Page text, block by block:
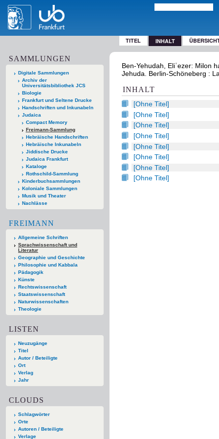
TITEL INHALT
SAMMLUNGEN
Digitale Sammlungen
Archiv der
Universitätsbibliothek JCS
Biologie
Frankfurt und Seltene Drucke
Handschriften und Inkunabeln
Judaica
Compact Memory
Freimann-Sammlung
Hebräische Handschriften
Hebräische Inkunabeln
Jiddische Drucke
Judaica Frankfurt
Kataloge
Rothschild-Sammlung
Kinderbuchsammlungen
Koloniale Sammlungen
Musik und Theater
Nachlässe
FREIMANN
Allgemeine Schriften
Sprachwissenschaft und
Literatur
Geographie und Geschichte
Philosophie und Kabbala
Pädagogik
Künste
Rechtswissenschaft
Staatswissenschaft
Naturwissenschaften
Theologie
LISTEN
Neuzugänge
Titel
Autor / Beteiligte
Ort
Verlag
Jahr
CLOUDS
Schlagwörter
Orte
Autoren / Beteiligte
Verlage
Ben-Yehudah, Eliʿezer: Milon
Jehuda. Berlin-Schöneberg :
INHALT
[Ohne Titel]
[Ohne Titel]
[Ohne Titel]
[Ohne Titel]
[Ohne Titel]
[Ohne Titel]
[Ohne Titel]
[Ohne Titel]